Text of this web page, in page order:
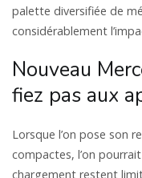
palette diversifiée de
considérablement
Nouveau
fiez pas aux
Lorsque l’on pose son
compactes, l’on
chargement restent